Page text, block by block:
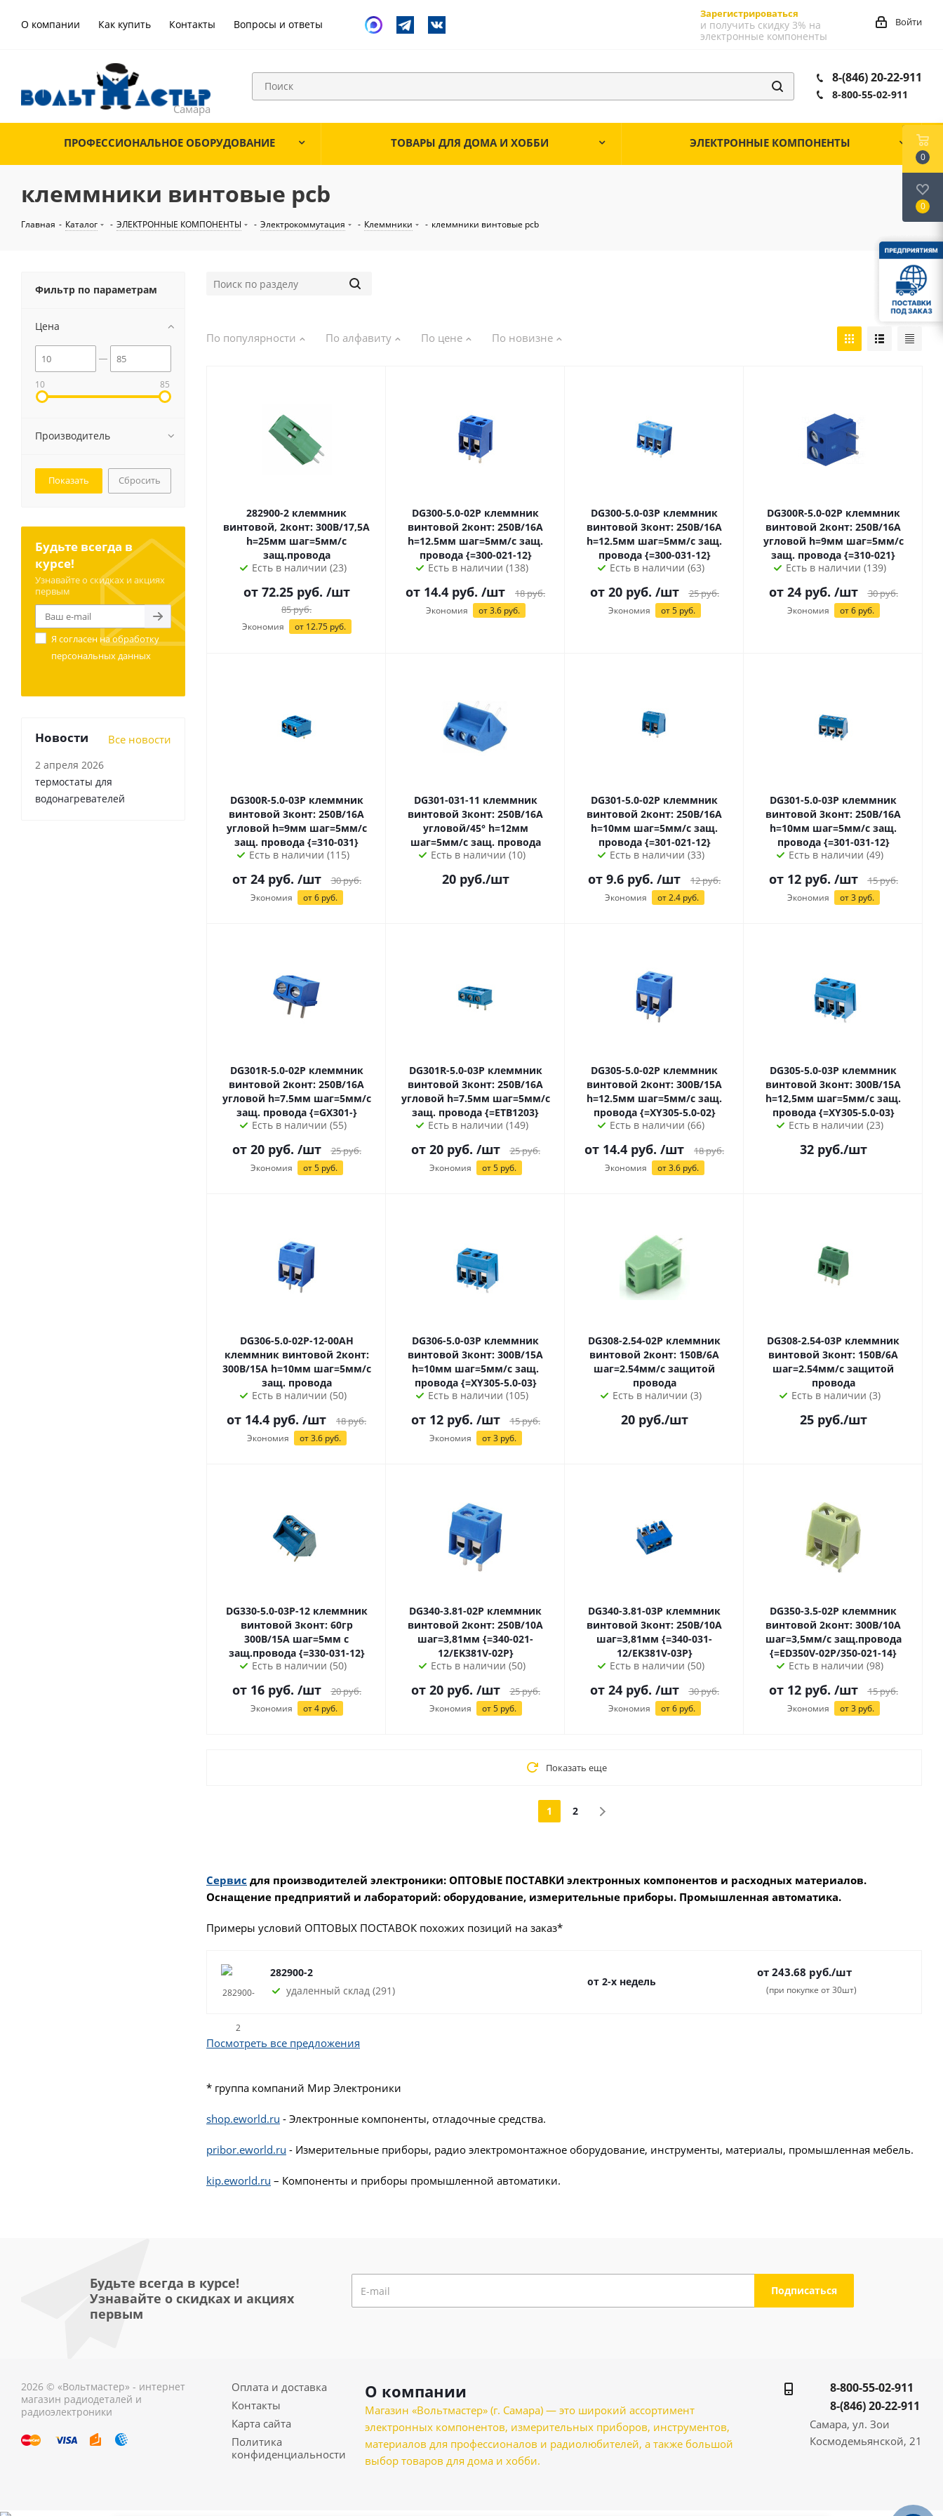
О компании Как купить Контакты Вопросы и ответы
Зарегистрироваться
и получить скидку 3% на
электронные компоненты
Войти
8-(846) 20-22-911
8-800-55-02-911
ПРОФЕССИОНАЛЬНОЕ ОБОРУДОВАНИЕ ТОВАРЫ ДЛЯ ДОМА И ХОББИ ЭЛЕКТРОННЫЕ КОМПОНЕНТЫ
клеммники винтовые pcb
Главная - Каталог - ЭЛЕКТРОННЫЕ КОМПОНЕНТЫ - Электрокоммутация - Клеммники - клеммники винтовые pcb
По популярности По алфавиту По цене По новизне
282900-2 клеммник
винтовой, 2конт: 300В/17,5А
h=25мм шаг=5мм/с
защ.провода
Есть в наличии (23)
от 72.25руб. /шт
85руб.
Экономия от 12.75руб.
DG300-5.0-02P клеммник
винтовой 2конт: 250В/16А
h=12.5мм шаг=5мм/с защ.
провода {=300-021-12}
Есть в наличии (138)
от 14.4 руб. /шт 18руб.
Экономия от 3.6 руб.
DG300-5.0-03P клеммник
винтовой 3конт: 250В/16А
h=12.5мм шаг=5мм/с защ.
провода {=300-031-12}
Есть в наличии (63)
от 20руб. /шт 25руб.
Экономия от5руб.
DG300R-5.0-02P клеммник
винтовой 2конт: 250В/16А
угловой h=9мм шаг=5мм/с
защ. провода {=310-021}
Есть в наличии (139)
от 24руб. /шт 30руб.
Экономия от6руб.
DG300R-5.0-03P клеммник
винтовой 3конт: 250В/16А
угловой h=9мм шаг=5мм/с
защ. провода {=310-031}
Есть в наличии (115)
от 24руб. /шт 30руб.
Экономия от6руб.
DG301-031-11 клеммник
винтовой 3конт: 250В/16А
угловой/45° h=12мм
шаг=5мм/с защ. провода
Есть в наличии (10)
20руб./шт
DG301-5.0-02P клеммник
винтовой 2конт: 250В/16А
h=10мм шаг=5мм/с защ.
провода {=301-021-12}
Есть в наличии (33)
от 9.6 руб. /шт 12руб.
Экономия от 2.4 руб.
DG301-5.0-03P клеммник
винтовой 3конт: 250В/16А
h=10мм шаг=5мм/с защ.
провода {=301-031-12}
Есть в наличии (49)
от 12руб. /шт 15руб.
Экономия от3руб.
DG301R-5.0-02P клеммник
винтовой 2конт: 250В/16А
угловой h=7.5мм шаг=5мм/с
защ. провода {=GX301-}
Есть в наличии (55)
от 20руб. /шт 25руб.
Экономия от5руб.
DG301R-5.0-03P клеммник
винтовой 3конт: 250В/16А
угловой h=7.5мм шаг=5мм/с
защ. провода {=ETB1203}
Есть в наличии (149)
от 20руб. /шт 25руб.
Экономия от5руб.
DG305-5.0-02P клеммник
винтовой 2конт: 300В/15А
h=12.5мм шаг=5мм/с защ.
провода {=XY305-5.0-02}
Есть в наличии (66)
от 14.4 руб. /шт 18руб.
Экономия от 3.6 руб.
DG305-5.0-03P клеммник
винтовой 3конт: 300В/15А
h=12,5мм шаг=5мм/с защ.
провода {=XY305-5.0-03}
Есть в наличии (23)
32руб./шт
DG306-5.0-02P-12-00AH
клеммник винтовой 2конт:
300В/15А h=10мм шаг=5мм/с
защ. провода
Есть в наличии (50)
от 14.4 руб. /шт 18руб.
Экономия от 3.6 руб.
DG306-5.0-03P клеммник
винтовой 3конт: 300В/15А
h=10мм шаг=5мм/с защ.
провода {=XY305-5.0-03}
Есть в наличии (105)
от 12руб. /шт 15руб.
Экономия от3руб.
DG308-2.54-02P клеммник
винтовой 2конт: 150В/6А
шаг=2.54мм/с защитой
провода
Есть в наличии (3)
20руб./шт
DG308-2.54-03P клеммник
винтовой 3конт: 150В/6А
шаг=2.54мм/с защитой
провода
Есть в наличии (3)
25руб./шт
DG330-5.0-03P-12 клеммник
винтовой 3конт: 60гр
300В/15А шаг=5мм с
защ.провода {=330-031-12}
Есть в наличии (50)
от 16руб. /шт 20руб.
Экономия от4руб.
DG340-3.81-02P клеммник
винтовой 2конт: 250В/10А
шаг=3,81мм {=340-021-
12/EK381V-02P}
Есть в наличии (50)
от 20руб. /шт 25руб.
Экономия от5руб.
DG340-3.81-03P клеммник
винтовой 3конт: 250В/10А
шаг=3,81мм {=340-031-
12/EK381V-03P}
Есть в наличии (50)
от 24руб. /шт 30руб.
Экономия от6руб.
DG350-3.5-02P клеммник
винтовой 2конт: 300В/10А
шаг=3,5мм/с защ.провода
{=ED350V-02P/350-021-14}
Есть в наличии (98)
от 12руб. /шт 15руб.
Экономия от3руб.
Показать еще
1 2
Сервис для производителей электроники: ОПТОВЫЕ ПОСТАВКИ электронных компонентов и расходных материалов.
Оснащение предприятий и лабораторий: оборудование, измерительные приборы. Промышленная автоматика.
Примеры условий ОПТОВЫХ ПОСТАВОК похожих позиций на заказ*
282900-2
удаленный склад (291)
от 2-х недель
от 243.68 руб./шт
(при покупке от 30шт)
Посмотреть все предложения
* группа компаний Мир Электроники
shop.eworld.ru - Электронные компоненты, отладочные средства.
pribor.eworld.ru - Измерительные приборы, радио электромонтажное оборудование, инструменты, материалы, промышленная мебель.
kip.eworld.ru – Компоненты и приборы промышленной автоматики.
Фильтр по параметрам
Цена
10 85
Производитель
Сбросить
Будьте всегда в
курсе!
Узнавайте о скидках и акциях
первым
Я согласен наобработку
персональных данных
Новости Все новости
2 апреля 2026
термостаты для
водонагревателей
Будьте всегда в курсе!
Узнавайте о скидках и акциях
первым
2026 © «Вольтмастер» - интернет
магазин радиодеталей и
радиоэлектроники
Оплата и доставка
Контакты
Карта сайта
Политика
конфиденциальности
О компании
Магазин «Вольтмастер» (г. Самара) — это широкий ассортимент
электронных компонентов, измерительных приборов, инструментов,
материалов для профессионалов и радиолюбителей, а также большой
выбор товаров для дома и хобби.
8-800-55-02-911
8-(846) 20-22-911
Самара, ул. Зои
Космодемьянской, 21
0
0